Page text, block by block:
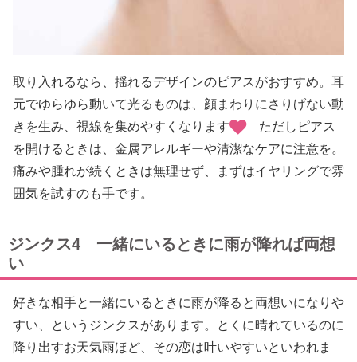
取り入れるなら、揺れるデザインのピアスがおすすめ。耳
元でゆらゆら動いて光るものは、顔まわりにさりげない動
きを生み、視線を集めやすくなります
ただしピアス
を開けるときは、金属アレルギーや清潔なケアに注意を。
痛みや腫れが続くときは無理せず、まずはイヤリングで雰
囲気を試すのも手です。
ジンクス4 一緒にいるときに雨が降れば両想
い
好きな相手と一緒にいるときに雨が降ると両想いになりや
すい、というジンクスがあります。とくに晴れているのに
降り出すお天気雨ほど、その恋は叶いやすいといわれま